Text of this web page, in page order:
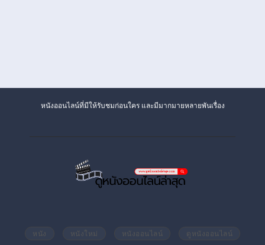
หนังออนไลน์ที่มีให้รับชมก่อนใคร และมีมากมายหลายพันเรื่อง
หนัง หนังใหม่ หนังออนไลน์ ดูหนังออนไลน์